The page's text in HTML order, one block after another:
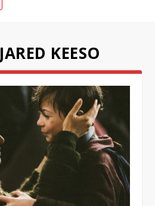
JARED KEESO